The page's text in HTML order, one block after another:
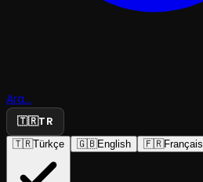
Ara...
🇹🇷TR
🇹🇷Türkçe 🇬🇧English 🇫🇷Français